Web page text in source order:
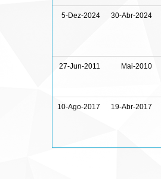
5-Dez-2024 30-Abr-2024
27-Jun-2011 Mai-2010
10-Ago-2017 19-Abr-2017